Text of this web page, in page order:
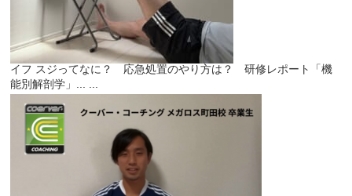
イフ スジってなに？ 応急処置のやり方は？ 研修レポート「機
能別解剖学」... ...